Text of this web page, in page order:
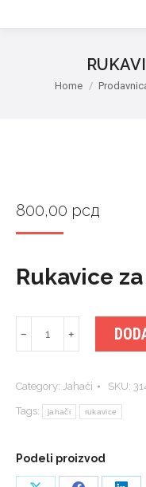
You are here:
Home
800,00 рсд
Rukavice
za
quantity
﹣ ﹢
Category: Jahači SKU:
Tags: jahači rukavice
Podeli proizvod